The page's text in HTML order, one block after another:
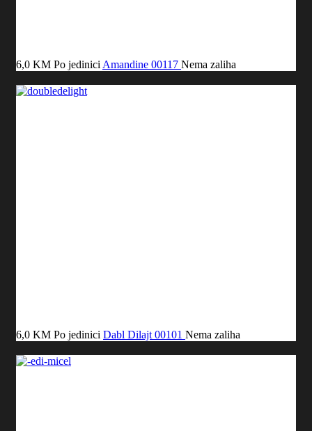
6,0 KM Po jedinici Amandine 00117 Nema zaliha
6,0 KM Po jedinici Dabl Dilajt 00101 Nema zaliha